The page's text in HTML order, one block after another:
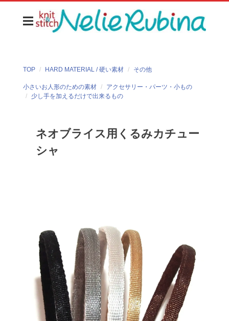
TOP HARD MATERIAL / 硬い素材 その他
小さいお人形のための素材
アクセサリー・パーツ・小もの
少し手を加えるだけで出来るもの
ネオブライス用くるみカチュー
シャ